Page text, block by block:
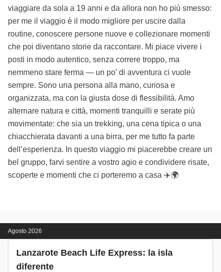
viaggiare da sola a 19 anni e da allora non ho più smesso:
per me il viaggio è il modo migliore per uscire dalla
routine, conoscere persone nuove e collezionare momenti
che poi diventano storie da raccontare. Mi piace vivere i
posti in modo autentico, senza correre troppo, ma
nemmeno stare ferma — un po’ di avventura ci vuole
sempre. Sono una persona alla mano, curiosa e
organizzata, ma con la giusta dose di flessibilità. Amo
alternare natura e città, momenti tranquilli e serate più
movimentate: che sia un trekking, una cena tipica o una
chiacchierata davanti a una birra, per me tutto fa parte
dell’esperienza. In questo viaggio mi piacerebbe creare un
bel gruppo, farvi sentire a vostro agio e condividere risate,
scoperte e momenti che ci porteremo a casa ✈️🌍
Agosto 2026
Lanzarote Beach Life Express: la isla
diferente